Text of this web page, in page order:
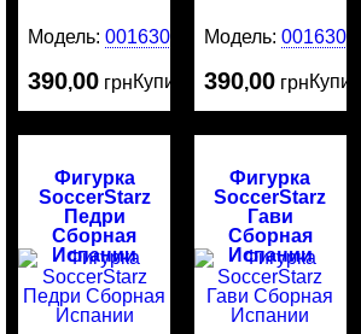
Модель:0016305
390,00 грнКупить
Модель:0016304
390,00 грнКупить
Фигурка
SoccerStarz
Педри
Сборная
Испании
Фигурка
SoccerStarz
Гави
Сборная
Испании